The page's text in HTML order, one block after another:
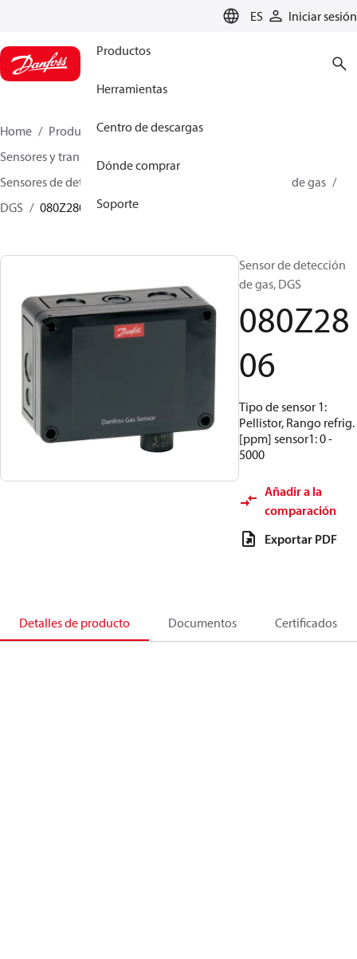
ES Iniciar sesión
Productos
Herramientas
Centro de descargas
Dónde comprar
Soporte
Home Productos
Climate Solutions for cooling
Sensores y transmisores
Sensores de detección de gas
Sensores de detección de gas
DGS
080Z2806
Sensor de detección
de gas, DGS
080Z28
06
Tipo de sensor 1:
Pellistor, Rango refrig.
[ppm] sensor1: 0 -
5000
Añadir a la
comparación
Exportar PDF
Detalles de producto Documentos Certificados